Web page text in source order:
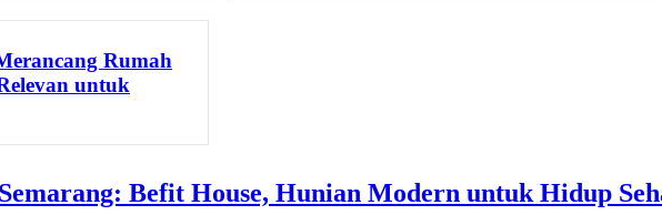
Rumah
untuk
Befit House, Hunian Modern untuk Hidup